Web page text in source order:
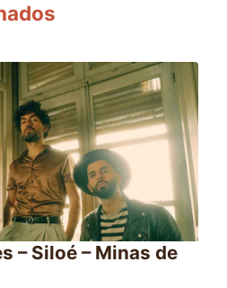
– Siloé – Minas de